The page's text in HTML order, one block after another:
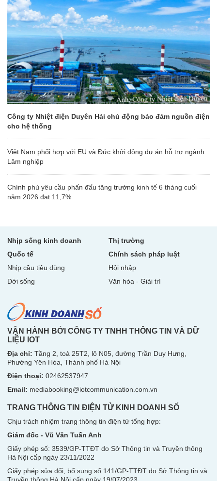
Công ty Nhiệt điện Duyên Hải chủ động bảo đảm nguồn điện
cho hệ thống
Việt Nam phối hợp với EU và Đức khởi động dự án hỗ trợ ngành
Lâm nghiệp
Chính phủ yêu cầu phấn đấu tăng trưởng kinh tế 6 tháng cuối
năm 2026 đạt 11,7%
Nhịp sống kinh doanh
Thị trường
Quốc tế
Chính sách pháp luật
Nhịp cầu tiêu dùng
Hội nhập
Đời sống
Văn hóa - Giải trí
VẬN HÀNH BỞI CÔNG TY TNHH THÔNG TIN VÀ DỮ
LIỆU IOT
Địa chỉ: Tầng 2, toà 25T2, lô N05, đường Trần Duy Hưng,
Phường Yên Hòa, Thành phố Hà Nội
Điện thoại: 02462537947
Email: mediabooking@iotcommunication.com.vn
TRANG THÔNG TIN ĐIỆN TỬ KINH DOANH SỐ
Chịu trách nhiệm trang thông tin điện tử tổng hợp:
Giám đốc - Vũ Văn Tuấn Anh
Giấy phép số: 3539/GP-TTĐT do Sở Thông tin và Truyền thông
Hà Nội cấp ngày 23/11/2022
Giấy phép sửa đổi, bổ sung số 141/GP-TTĐT do Sở Thông tin và